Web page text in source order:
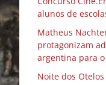
alunos de
Matheus
protagonizam
argentina para
Noite dos